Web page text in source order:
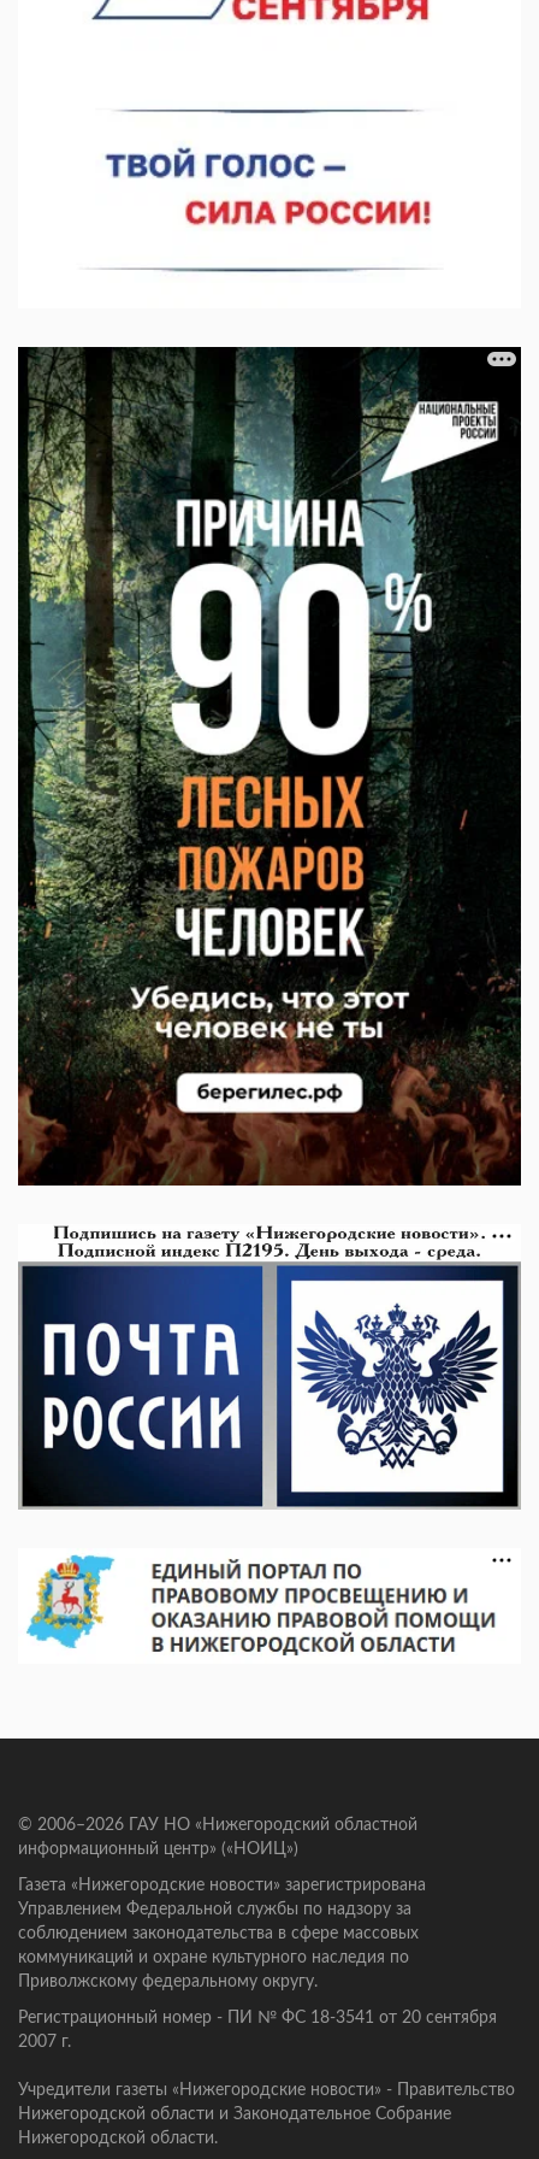
© 2006–2026 ГАУ НО «Нижегородский областной
информационный центр» («НОИЦ»)
Газета «Нижегородские новости» зарегистрирована
Управлением Федеральной службы по надзору за
соблюдением законодательства в сфере массовых
коммуникаций и охране культурного наследия по
Приволжскому федеральному округу.
Регистрационный номер - ПИ № ФС 18-3541 от 20 сентября
2007 г.
Учредители газеты «Нижегородские новости» - Правительство
Нижегородской области и Законодательное Собрание
Нижегородской области.